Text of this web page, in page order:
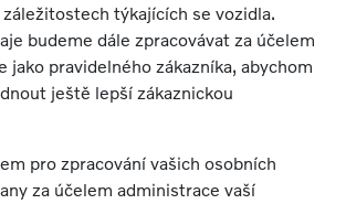
týkajících se vozidla.
budeme dále zpracovávat za účelem
jako pravidelného zákazníka, abychom
ještě lepší zákaznickou
pro zpracování vašich osobních
za účelem administrace vaší